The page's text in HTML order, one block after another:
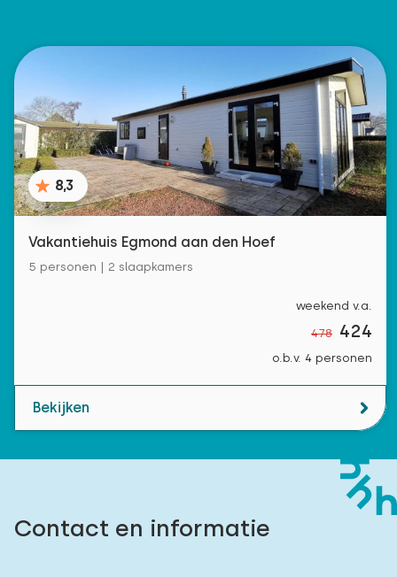
8,3
Vakantiehuis Egmond aan den Hoef
5 personen | 2 slaapkamers
weekend v.a.
478 424
o.b.v. 4 personen
Bekijken
Contact en informatie